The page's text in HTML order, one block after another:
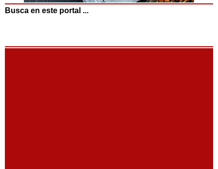
Busca en este portal ...